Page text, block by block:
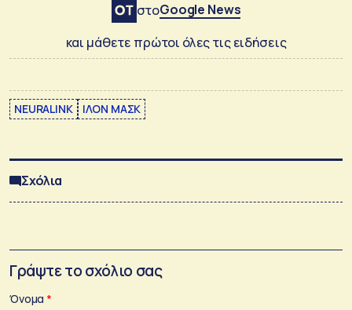
στοGoogle News
και μάθετε πρώτοι όλες τις ειδήσεις
NEURALINK ΙΛΟΝ ΜΑΣΚ
Σχόλια
Γράψτε το σχόλιο σας
Όνομα